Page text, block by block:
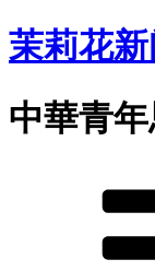
茉莉花新
中華青